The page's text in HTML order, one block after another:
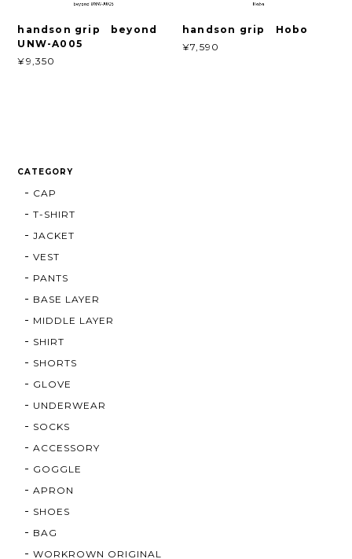
handson grip beyond
UNW-A005
¥9,350
handson grip Hobo
¥7,590
CATEGORY
CAP
T-SHIRT
JACKET
VEST
PANTS
BASE LAYER
MIDDLE LAYER
SHIRT
SHORTS
GLOVE
UNDERWEAR
SOCKS
ACCESSORY
GOGGLE
APRON
SHOES
BAG
WORKROWN ORIGINAL